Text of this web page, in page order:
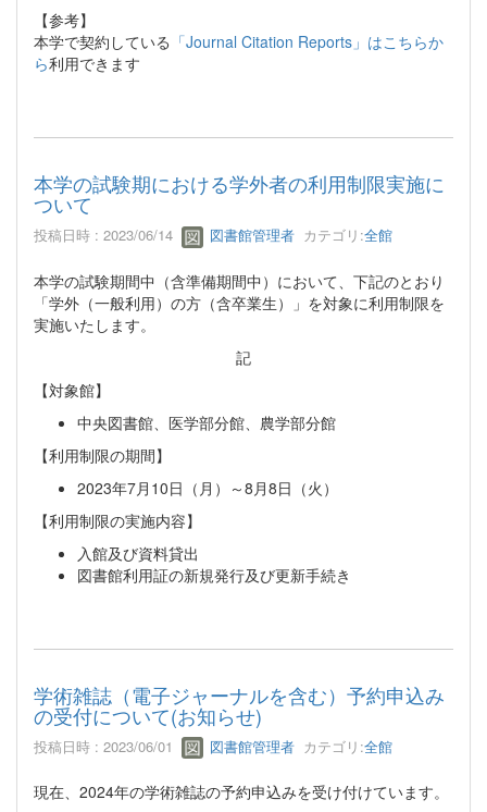
【参考】
本学で契約している 「Journal Citation Reports」はこちらか
ら利用できます
本学の試験期における学外者の利用制限実施に
ついて
投稿日時 : 2023/06/14 図書館管理者 カテゴリ:全館
本学の試験期間中（含準備期間中）において、下記のとおり
「学外（一般利用）の方（含卒業生）」を対象に利用制限を
実施いたします。
記
【対象館】
中央図書館、医学部分館、農学部分館
【利用制限の期間】
2023年7月10日（月）～8月8日（火）
【利用制限の実施内容】
入館及び資料貸出
図書館利用証の新規発行及び更新手続き
学術雑誌（電子ジャーナルを含む）予約申込み
の受付について(お知らせ)
投稿日時 : 2023/06/01 図書館管理者 カテゴリ:全館
現在、2024年の学術雑誌の予約申込みを受け付けています。